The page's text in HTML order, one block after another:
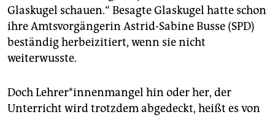
Glaskugel schauen.“ Besagte Glaskugel hatte schon
ihre Amtsvorgängerin Astrid-Sabine Busse (SPD)
beständig herbeizitiert, wenn sie nicht
weiterwusste.
Doch Leh­rer*­in­nen­man­gel hin oder her, der
Unterricht wird trotzdem abgedeckt, heißt es von